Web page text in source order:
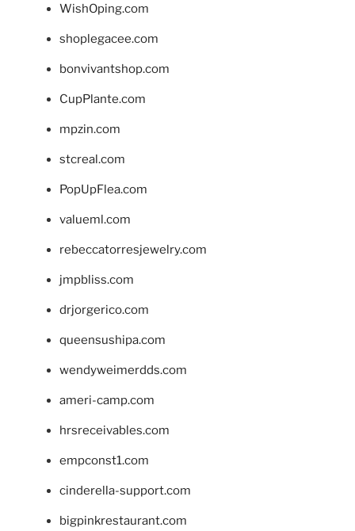
WishOping.com
shoplegacee.com
bonvivantshop.com
CupPlante.com
mpzin.com
stcreal.com
PopUpFlea.com
valueml.com
rebeccatorresjewelry.com
jmpbliss.com
drjorgerico.com
queensushipa.com
wendyweimerdds.com
ameri-camp.com
hrsreceivables.com
empconst1.com
cinderella-support.com
bigpinkrestaurant.com